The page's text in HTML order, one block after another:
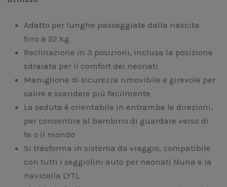
Adatto per lunghe passeggiate dalla nascita
fino a 22 kg
Reclinazione in 3 posizioni, inclusa la posizione
sdraiata per il comfort dei neonati
Maniglione di sicurezza rimovibile e girevole per
salire e scendere più facilmente
La seduta è orientabile in entrambe le direzioni,
per consentire al bambino di guardare verso di
te o il mondo
Si trasforma in sistema da viaggio, compatibile
con tutti i seggiolini auto per neonati Nuna e la
navicella LYTL